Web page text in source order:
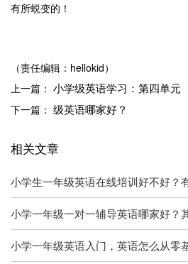
有所蜕变的！
（责任编辑：hellokid）
上一篇： 小学级英语学习：第四单元
下一篇： 级英语哪家好？
相关文章
小学生一年级英语在线培训好不好？
小学一年级一对一辅导英语哪家好？
小学一年级英语入门，英语怎么从零